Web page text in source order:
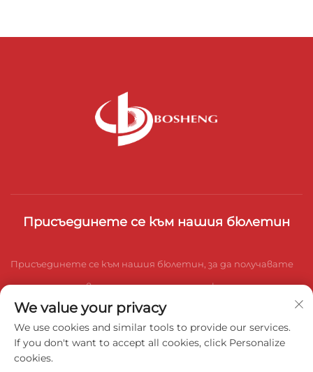
Присъединете се към нашия бюлетин
Присъединете се към нашия бюлетин, за да получавате
последните новини от индустрията, актуализации и
прозрения от нашия екип.
We value your privacy
We use cookies and similar tools to provide our services.
If you don't want to accept all cookies, click Personalize
cookies.